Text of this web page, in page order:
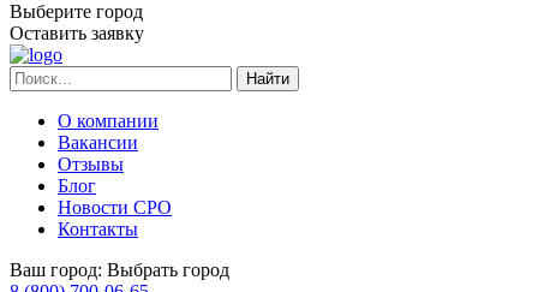
Выберите город
Оставить заявку
О компании
Вакансии
Отзывы
Блог
Новости СРО
Контакты
Ваш город: Выбрать город